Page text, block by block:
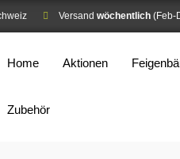
Versand wöchentlich(Feb-
Home Aktionen
Zubehör